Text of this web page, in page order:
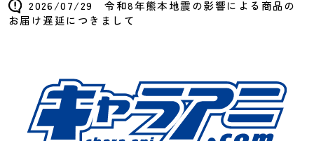
2026/07/29 令和8年熊本地震の影響による商品の
お届け遅延につきまして